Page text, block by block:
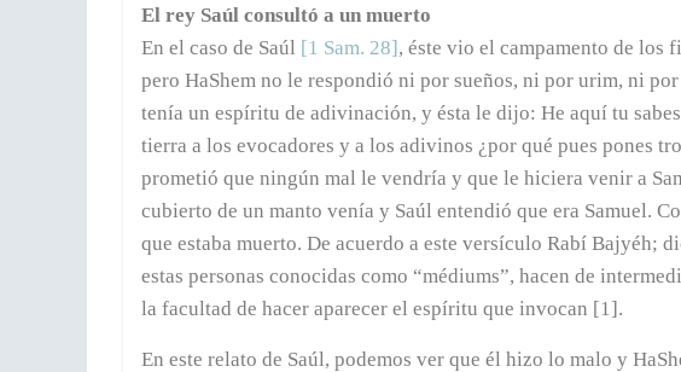
El rey Saúl consultó a un muerto
En el caso de Saúl [1 Sam. 28], éste vio el campamento de los
pero HaShem no le respondió ni por sueños, ni por urim, ni
tenía un espíritu de adivinación, y ésta le dijo: He aquí tu
tierra a los evocadores y a los adivinos ¿por qué pues pones
prometió que ningún mal le vendría y que le hiciera venir a
cubierto de un manto venía y Saúl entendió que era Samuel.
que estaba muerto. De acuerdo a este versículo Rabí Bajyéh;
estas personas conocidas como “médiums”, hacen de
la facultad de hacer aparecer el espíritu que invocan [1].
En este relato de Saúl, podemos ver que él hizo lo malo y